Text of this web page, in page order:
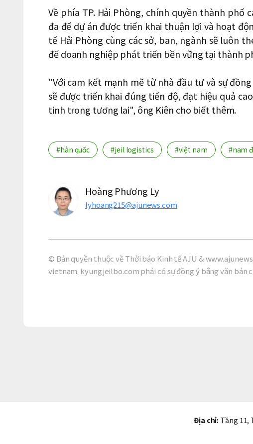
Về phía TP. Hải Phòng, chính quyền thành
đa để dự án được triển khai thuận lợi và hoạt
tế Hải Phòng cùng các sở, ban, ngành sẽ luôn
để doanh nghiệp phát triển bền vững tại thành
"Với cam kết mạnh mẽ từ nhà đầu tư và sự
sẽ được triển khai đúng tiến độ, đạt hiệu quả
tinh trong tương lai", ông Kiên cho biết thêm.
#hàn quốc #jeil logistics #việt nam #nam
Hoàng Phương Ly
lyhoang215@ajunews.com
© Bản quyền thuộc về Thời báo Kinh tế AJU &
vietnam. kyungjeilbo.com phải có sự đồng ý bằng văn bản
Địa chỉ: Tầng 11,